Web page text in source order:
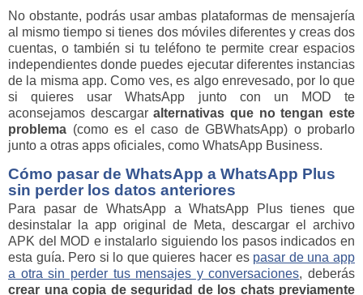
No obstante, podrás usar ambas plataformas de mensajería
al mismo tiempo si tienes dos móviles diferentes y creas dos
cuentas, o también si tu teléfono te permite crear espacios
independientes donde puedes ejecutar diferentes instancias
de la misma app. Como ves, es algo enrevesado, por lo que
si quieres usar WhatsApp junto con un MOD te
aconsejamos descargaralternativas que no tengan este
problema (como es el caso de GBWhatsApp) o probarlo
junto a otras apps oficiales, como WhatsApp Business.
Cómo pasar de WhatsApp a WhatsApp Plus
sin perder los datos anteriores
Para pasar de WhatsApp a WhatsApp Plus tienes que
desinstalar la app original de Meta, descargar el archivo
APK del MOD e instalarlo siguiendo los pasos indicados en
esta guía. Pero si lo que quieres hacer es pasar de una app
a otra sin perder tus mensajes y conversaciones, deberás
crear una copia de seguridad de los chats previamente